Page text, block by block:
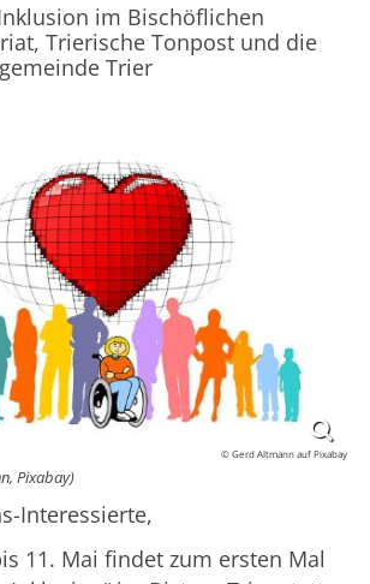
im Bischöflichen
Trierische Tonpost und die
Trier
© Gerd Altmann auf Pixabay
Pixabay)
Interessierte,
11. Mai findet zum ersten Mal